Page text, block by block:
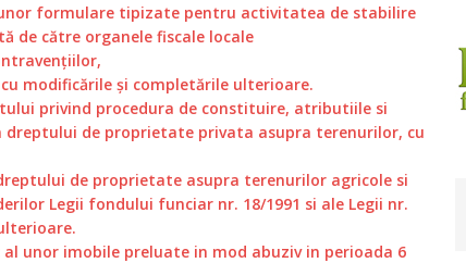
formulare tipizate pentru activitatea de stabilire
de către organele fiscale locale
modificările și completările ulterioare.
privind procedura de constituire, atributiile si
de proprietate privata asupra terenurilor, cu
de proprietate asupra terenurilor agricole si
Legii fondului funciar nr. 18/1991 si ale Legii nr.
unor imobile preluate in mod abuziv in perioada 6